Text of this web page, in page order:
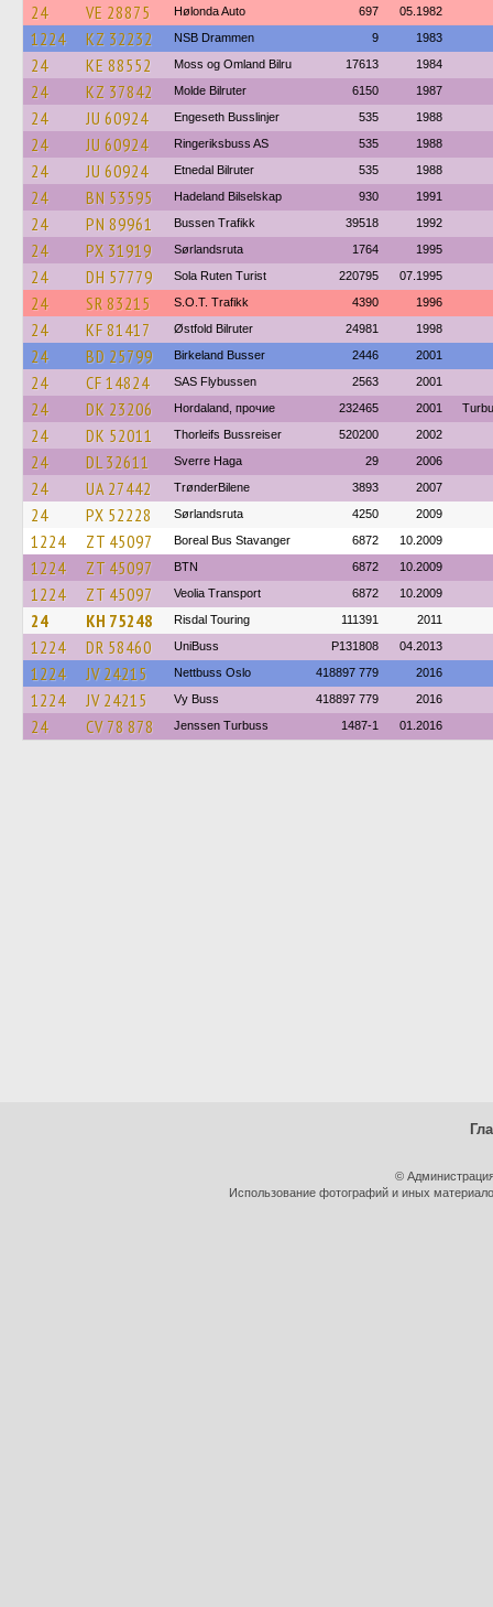
24 VE 28875 Hølonda Auto 697 05.1982
1224 KZ 32232 NSB Drammen 9 1983
24 KE 88552 Moss og Omland Bilru 17613 1984
24 KZ 37842 Molde Bilruter 6150 1987
24 JU 60924 Engeseth Busslinjer 535 1988
24 JU 60924 Ringeriksbuss AS 535 1988
24 JU 60924 Etnedal Bilruter 535 1988
24 BN 53595 Hadeland Bilselskap 930 1991
24 PN 89961 Bussen Trafikk 39518 1992
24 PX 31919 Sørlandsruta 1764 1995
24 DH 57779 Sola Ruten Turist 220795 07.1995
24 SR 83215 S.O.T. Trafikk 4390 1996
24 KF 81417 Østfold Bilruter 24981 1998
24 BD 25799 Birkeland Busser 2446 2001
24 CF 14824 SAS Flybussen 2563 2001
24 DK 23206 Hordaland, прочие 232465 2001
24 DK 52011 Thorleifs Bussreiser 520200 2002
24 DL 32611 Sverre Haga 29 2006
24 UA 27442 TrønderBilene 3893 2007
24 PX 52228 Sørlandsruta 4250 2009
1224 ZT 45097 Boreal Bus Stavanger 6872 10.2009
1224 ZT 45097 BTN 6872 10.2009
1224 ZT 45097 Veolia Transport 6872 10.2009
24 KH 75248 Risdal Touring 111391 2011
1224 DR 58460 UniBuss P131808 04.2013
1224 JV 24215 Nettbuss Oslo 418897 779 2016
1224 JV 24215 Vy Buss 418897 779 2016
24 CV 78 878 Jenssen Turbuss 1487-1 01.2016
©
Использование фотографий и иных